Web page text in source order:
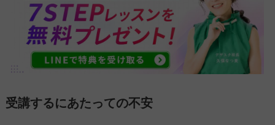
受講するにあたっての不安